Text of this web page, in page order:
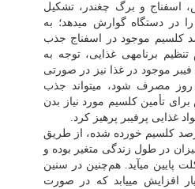
اسفناج و برگ چغندر، تشکیل
را در دستگاه گوارش می‏دهد؛ به
کلسیم موجود در اسفناج جذب
تنظیم برنامه‏ی غذایی، توجه به
موجود در غذا نیز در صورتی
مصرف شود، می‏تواند جذب
تأمین کلسیم مورد نیاز بدن
غذایی پرفیبر پرهیز کرد.
درصد کلسیم خورده شده، از طریق
در طول زندگی متغیر بوده و
پایین می‏آید. هم‌چنین در سنین
افزایش می‏یابد که در صورت